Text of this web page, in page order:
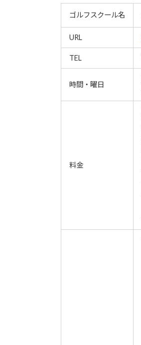
ゴルフスクール名
URL
TEL
時間・曜日
料金